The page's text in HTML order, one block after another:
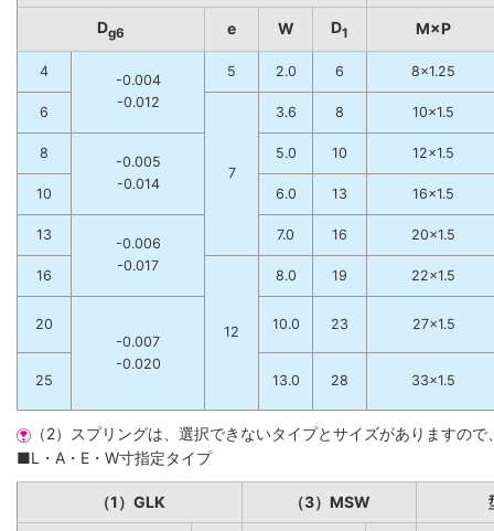
Dg6 e W D1 M×P
4
-0.004
-0.012
5 2.0 6 8×1.25
6
7
3.6 8 10×1.5
8
-0.005
-0.014
5.0 10 12×1.5
10 6.0 13 16×1.5
13
-0.006
-0.017
7.0 16 20×1.5
16
12
8.0 19 22×1.5
20
-0.007
-0.020
10.0 23 27×1.5
25 13.0 28 33×1.5
（2）スプリングは、選択できないタイプとサイズがありますの
■L・A・E・W寸指定タイプ
（1）GLK （3）MSW